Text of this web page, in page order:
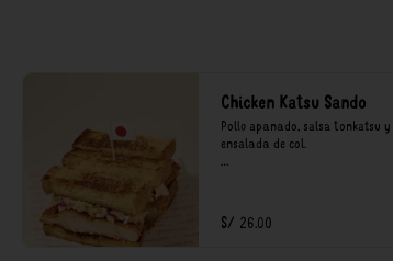
Chicken Katsu Sando
Pollo apanado, salsa tonkatsu y
ensalada de col.
recargo al consumo.
S/ 26.00